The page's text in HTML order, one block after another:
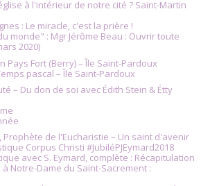
à l'intérieur de notre cité ? Saint-Martin
: Le miracle, c'est la prière !
monde" : Mgr Jérôme Beau : Ouvrir toute
2020)
Fort (Berry) – Île Saint-Pardoux
pascal – Île Saint-Pardoux
– Du don de soi avec Édith Stein & Étty
de l'Eucharistie – Un saint d'avenir
Corpus Christi #JubiléPJEymard2018
avec S. Eymard, complète : Récapitulation
Notre-Dame du Saint-Sacrement :